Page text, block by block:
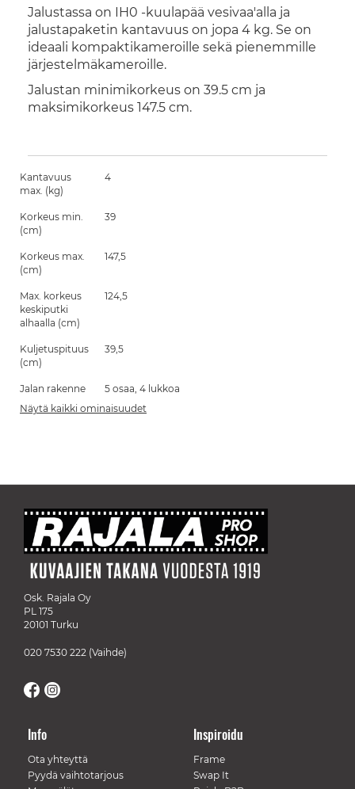
Jalustassa on IH0 -kuulapää vesivaa'alla ja
jalustapaketin kantavuus on jopa 4 kg. Se on
ideaali kompaktikameroille sekä pienemmille
järjestelmäkameroille.
Jalustan minimikorkeus on 39.5 cm ja
maksimikorkeus 147.5 cm.
Kantavuus
max. (kg)
4
Korkeus min.
(cm)
39
Korkeus max.
(cm)
147,5
Max. korkeus
keskiputki
alhaalla (cm)
124,5
Kuljetuspituus
(cm)
39,5
Jalan rakenne
5 osaa, 4 lukkoa
Näytä kaikki ominaisuudet
Osk. Rajala Oy
PL 175
20101 Turku
020 7530 222 (Vaihde)
Info
Ota yhteyttä
Pyydä vaihtotarjous
Inspiroidu
Frame
Swap It